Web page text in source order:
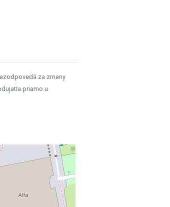
za zmeny
priamo u